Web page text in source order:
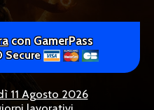
con GamerPass
Secure
11 Agosto 2026